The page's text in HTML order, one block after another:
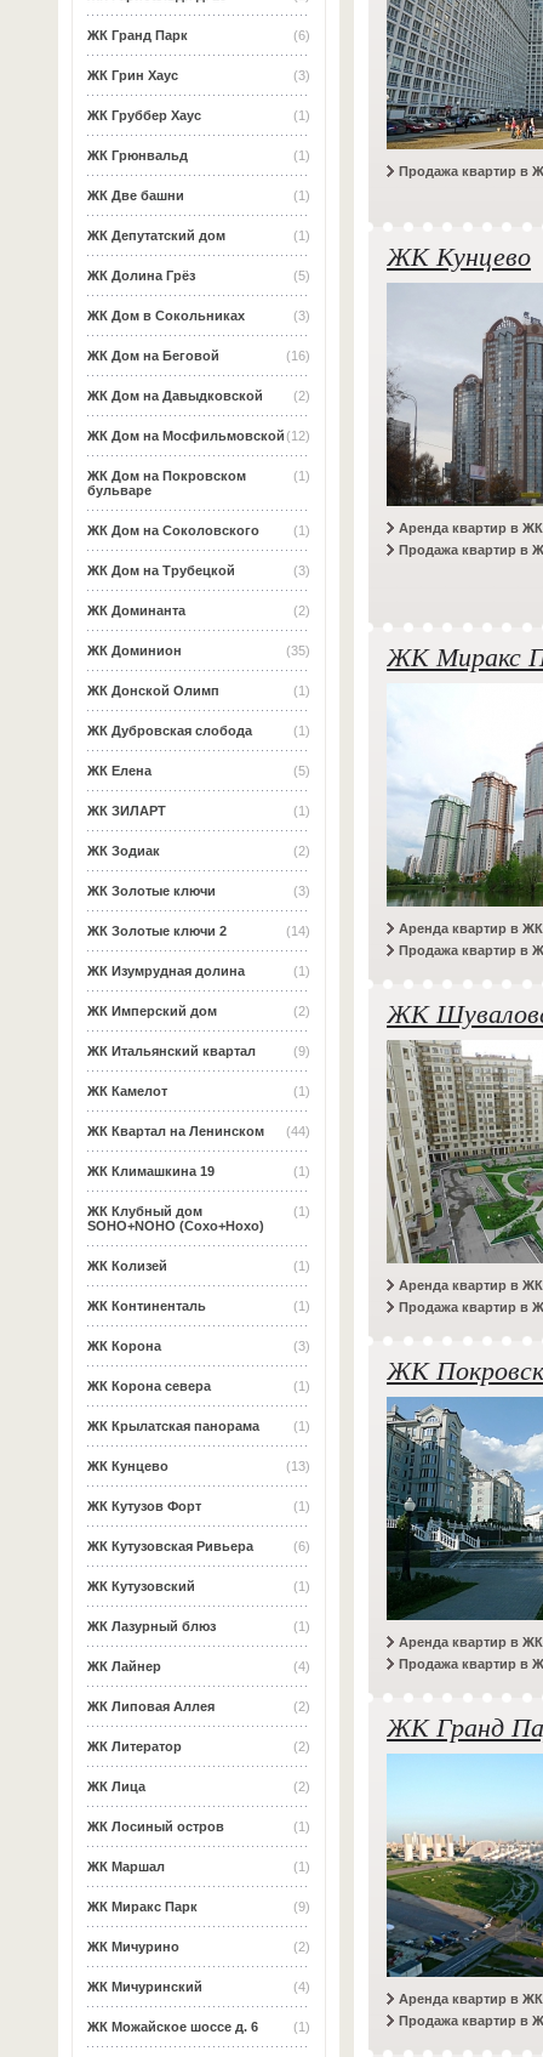
(6)
ЖК Гранд Парк
(3)
ЖК Грин Хаус
(1)
ЖК Груббер Хаус
(1)
ЖК Грюнвальд
(1)
ЖК Две башни
(1)
ЖК Депутатский дом
(5)
ЖК Долина Грёз
(3)
ЖК Дом в Сокольниках
(16)
ЖК Дом на Беговой
(2)
ЖК Дом на Давыдковской
(12)
ЖК Дом на Мосфильмовской
(1)
ЖК Дом на Покровском
бульваре
(1)
ЖК Дом на Соколовского
(3)
ЖК Дом на Трубецкой
(2)
ЖК Доминанта
(35)
ЖК Доминион
(1)
ЖК Донской Олимп
(1)
ЖК Дубровская слобода
(5)
ЖК Елена
(1)
ЖК ЗИЛАРТ
(2)
ЖК Зодиак
(3)
ЖК Золотые ключи
(14)
ЖК Золотые ключи 2
(1)
ЖК Изумрудная долина
(2)
ЖК Имперский дом
(9)
ЖК Итальянский квартал
(1)
ЖК Камелот
(44)
ЖК Квартал на Ленинском
(1)
ЖК Климашкина 19
(1)
ЖК Клубный дом
SOHO+NOHO (Сохо+Нохо)
(1)
ЖК Колизей
(1)
ЖК Континенталь
(3)
ЖК Корона
(1)
ЖК Корона севера
(1)
ЖК Крылатская панорама
(13)
ЖК Кунцево
(1)
ЖК Кутузов Форт
(6)
ЖК Кутузовская Ривьера
(1)
ЖК Кутузовский
(1)
ЖК Лазурный блюз
(4)
ЖК Лайнер
(2)
ЖК Липовая Аллея
(2)
ЖК Литератор
(2)
ЖК Лица
(1)
ЖК Лосиный остров
(1)
ЖК Маршал
(9)
ЖК Миракс Парк
(2)
ЖК Мичурино
(4)
ЖК Мичуринский
(1)
ЖК Можайское шоссе д. 6
Продажа квартир в
ЖК Кунцево
Аренда квартир в
Продажа квартир в
ЖК Миракс
Аренда квартир в
Продажа квартир в
ЖК
Аренда квартир в
Продажа квартир в
ЖК
Аренда квартир в
Продажа квартир в
ЖК Гранд
Аренда квартир в
Продажа квартир в